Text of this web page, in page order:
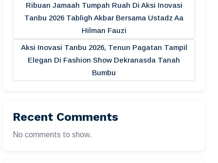
Ribuan Jamaah Tumpah Ruah Di Aksi Inovasi
Tanbu 2026 Tabligh Akbar Bersama Ustadz Aa
Hilman Fauzi
Aksi Inovasi Tanbu 2026, Tenun Pagatan Tampil
Elegan Di Fashion Show Dekranasda Tanah
Bumbu
Recent Comments
No comments to show.